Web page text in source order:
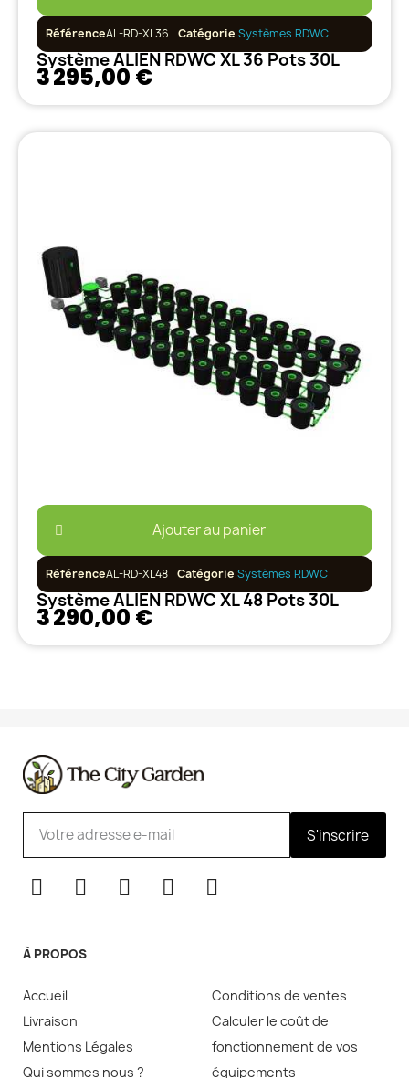
RéférenceAL-RD-XL36 Catégorie Systèmes RDWC
Système ALIEN RDWC XL 36 Pots 30L
3 295,00 €
Ajouter au panier
RéférenceAL-RD-XL48 Catégorie Systèmes RDWC
Système ALIEN RDWC XL 48 Pots 30L
3 290,00 €
S'inscrire
À PROPOS
Accueil
Livraison
Mentions Légales
Qui sommes nous ?
Conditions de ventes
Calculer le coût de
fonctionnement de vos
équipements